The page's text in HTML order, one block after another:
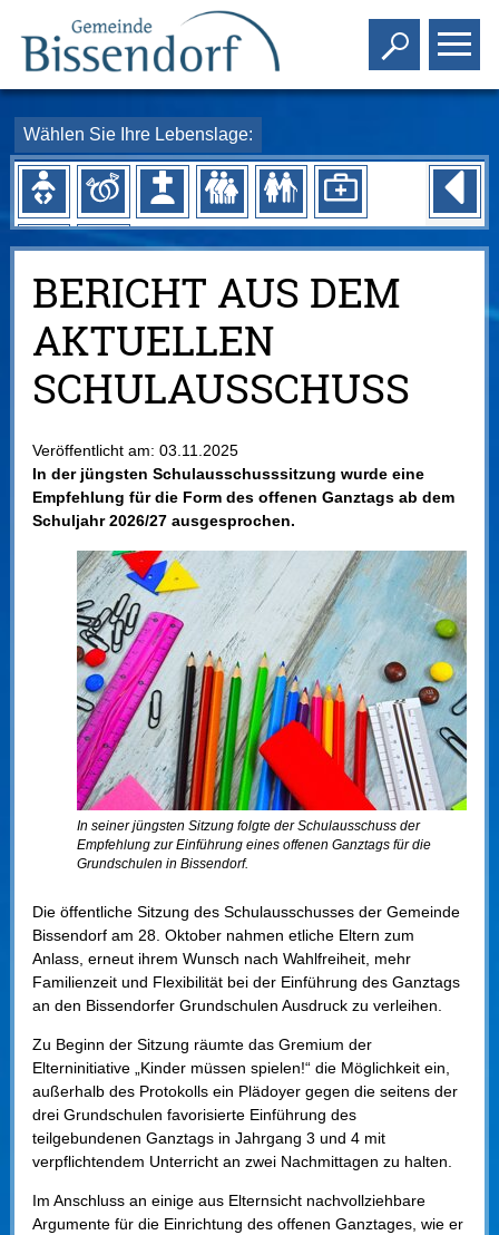
Toggle
Wählen Sie Ihre Lebenslage:
BERICHT AUS DEM
AKTUELLEN
SCHULAUSSCHUSS
Veröffentlicht am: 03.11.2025
In der jüngsten Schulausschusssitzung wurde eine
Empfehlung für die Form des offenen Ganztags ab dem
Schuljahr 2026/27 ausgesprochen.
In seiner jüngsten Sitzung folgte der Schulausschuss der
Empfehlung zur Einführung eines offenen Ganztags für die
Grundschulen in Bissendorf.
Die öffentliche Sitzung des Schulausschusses der Gemeinde
Bissendorf am 28. Oktober nahmen etliche Eltern zum
Anlass, erneut ihrem Wunsch nach Wahlfreiheit, mehr
Familienzeit und Flexibilität bei der Einführung des Ganztags
an den Bissendorfer Grundschulen Ausdruck zu verleihen.
Zu Beginn der Sitzung räumte das Gremium der
Elterninitiative „Kinder müssen spielen!“ die Möglichkeit ein,
außerhalb des Protokolls ein Plädoyer gegen die seitens der
drei Grundschulen favorisierte Einführung des
teilgebundenen Ganztags in Jahrgang 3 und 4 mit
verpflichtendem Unterricht an zwei Nachmittagen zu halten.
Im Anschluss an einige aus Elternsicht nachvollziehbare
Argumente für die Einrichtung des offenen Ganztages, wie er